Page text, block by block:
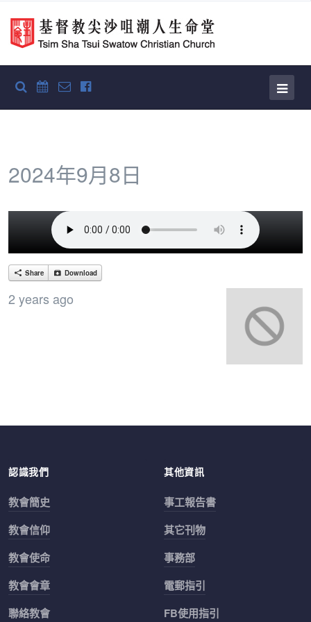
2024年9月8日
Share Download
2 years ago
認識我們
教會簡史
教會信仰
教會使命
教會會章
聯絡教會
其他資訊
事工報告書
其它刊物
事務部
電郵指引
FB使用指引